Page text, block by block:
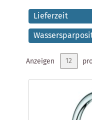
Lieferzeit
Anzeigen